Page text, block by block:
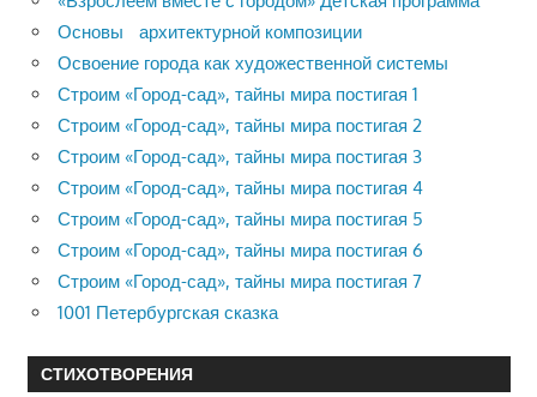
Основы архитектурной композиции
Освоение города как художественной системы
Строим «Город-сад», тайны мира постигая 1
Строим «Город-сад», тайны мира постигая 2
Строим «Город-сад», тайны мира постигая 3
Строим «Город-сад», тайны мира постигая 4
Строим «Город-сад», тайны мира постигая 5
Строим «Город-сад», тайны мира постигая 6
Строим «Город-сад», тайны мира постигая 7
1001 Петербургская сказка
СТИХОТВОРЕНИЯ